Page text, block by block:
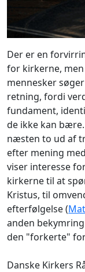
Der er en
for kirkerne,
mennesker
retning, fordi
fundament,
de ikke kan bære.
næsten to ud af
efter mening
viser interesse
kirkerne til at
Kristus, til
efterfølgelse (
anden
den "forkerte"
Danske Kirkers